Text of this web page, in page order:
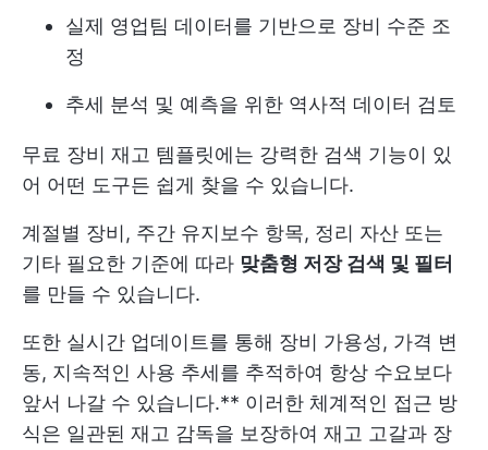
실제 영업팀 데이터를 기반으로 장비 수준 조
정
추세 분석 및 예측을 위한 역사적 데이터 검토
무료 장비 재고 템플릿에는 강력한 검색 기능이 있
어 어떤 도구든 쉽게 찾을 수 있습니다.
계절별 장비, 주간 유지보수 항목, 정리 자산 또는
기타 필요한 기준에 따라 맞춤형 저장 검색 및 필터
를 만들 수 있습니다.
또한 실시간 업데이트를 통해 장비 가용성, 가격 변
동, 지속적인 사용 추세를 추적하여 항상 수요보다
앞서 나갈 수 있습니다.** 이러한 체계적인 접근 방
식은 일관된 재고 감독을 보장하여 재고 고갈과 장